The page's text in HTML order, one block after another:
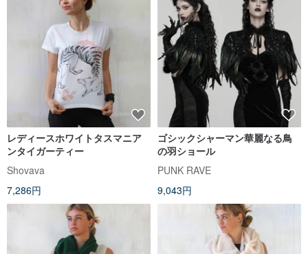
レディースホワイトタスマニア
ンタイガーティー
Shovava
7,286円
ゴシックシャーマン華麗なる鳥
の羽ショール
PUNK RAVE
9,043円